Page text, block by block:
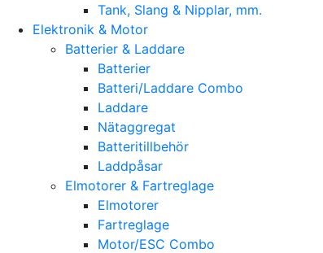
Tank, Slang & Nipplar, mm.
Elektronik & Motor
Batterier & Laddare
Batterier
Batteri/Laddare Combo
Laddare
Nätaggregat
Batteritillbehör
Laddpåsar
Elmotorer & Fartreglage
Elmotorer
Fartreglage
Motor/ESC Combo